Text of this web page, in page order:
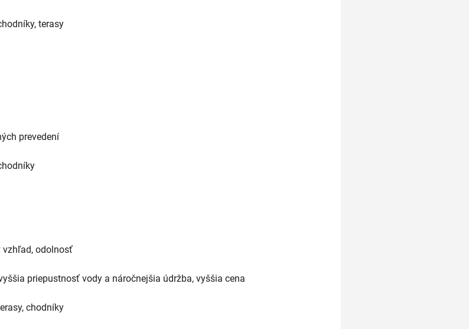
terasy
prevedení
vzhľad, odolnosť
priepustnosť vody a náročnejšia údržba, vyššia cena
chodníky